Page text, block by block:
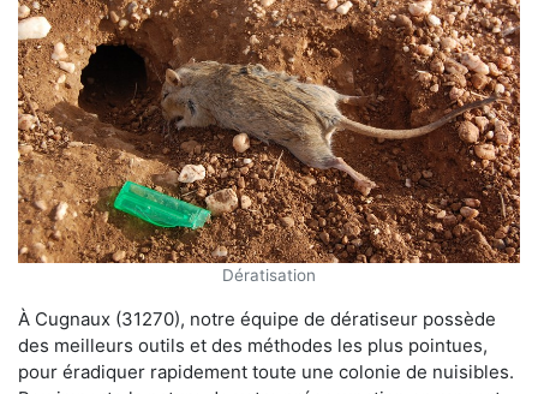
Dératisation
À Cugnaux (31270), notre équipe de dératiseur possède
des meilleurs outils et des méthodes les plus pointues,
pour éradiquer rapidement toute une colonie de nuisibles.